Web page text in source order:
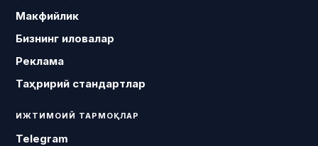
Макфийлик
Бизнинг иловалар
Реклама
Таҳририй стандартлар
ИЖТИМОИЙ ТАРМОҚЛАР
Telegram